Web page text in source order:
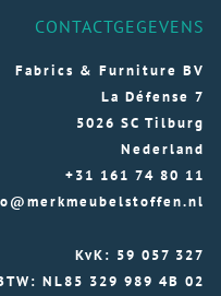
CONTACTGEGEVENS
Fabrics & Furniture BV
La Défense 7
5026 SC Tilburg
Nederland
+31 161 74 80 11
KvK: 59 057 327
NL85 329 989 4B 02